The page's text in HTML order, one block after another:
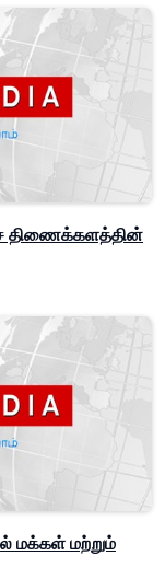
திணைக்களத்தின்
மக்கள் மற்றும்